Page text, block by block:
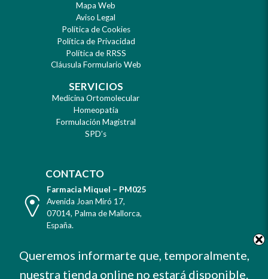
Mapa Web
Aviso Legal
Política de Cookies
Política de Privacidad
Política de RRSS
Cláusula Formulario Web
SERVICIOS
Medicina Ortomolecular
Homeopatía
Formulación Magistral
SPD’s
CONTACTO
Farmacia Miquel – PM025
Dirección
Avenida Joan Miró 17,
07014, Palma de Mallorca,
España.
Tel. +34 971 732 456
Celular
Mvl. 606 373 503
E-
farmacia@farmaciamiquel.com
Queremos informarte que, temporalmente,
nuestra tienda online no estará disponible.